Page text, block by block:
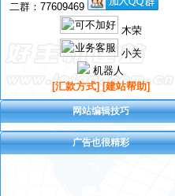
二群：77609469
木荣
小关
机器人
[汇款方式] [建站帮助]
网站编辑技巧
广告也很精彩